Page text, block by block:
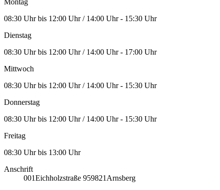
Montag
08:30 Uhr bis 12:00 Uhr / 14:00 Uhr - 15:30 Uhr
Dienstag
08:30 Uhr bis 12:00 Uhr / 14:00 Uhr - 17:00 Uhr
Mittwoch
08:30 Uhr bis 12:00 Uhr / 14:00 Uhr - 15:30 Uhr
Donnerstag
08:30 Uhr bis 12:00 Uhr / 14:00 Uhr - 15:30 Uhr
Freitag
08:30 Uhr bis 13:00 Uhr
Anschrift
001Eichholzstraße 959821 Arnsberg